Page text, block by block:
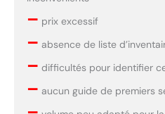
– prix excessif
– absence de liste
– difficultés pour identifier
– aucun guide de premiers